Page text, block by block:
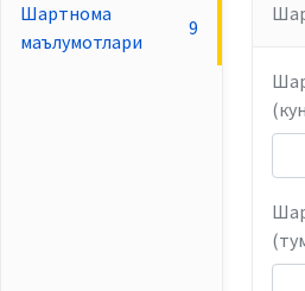
Шартнома
маълумотлари
9